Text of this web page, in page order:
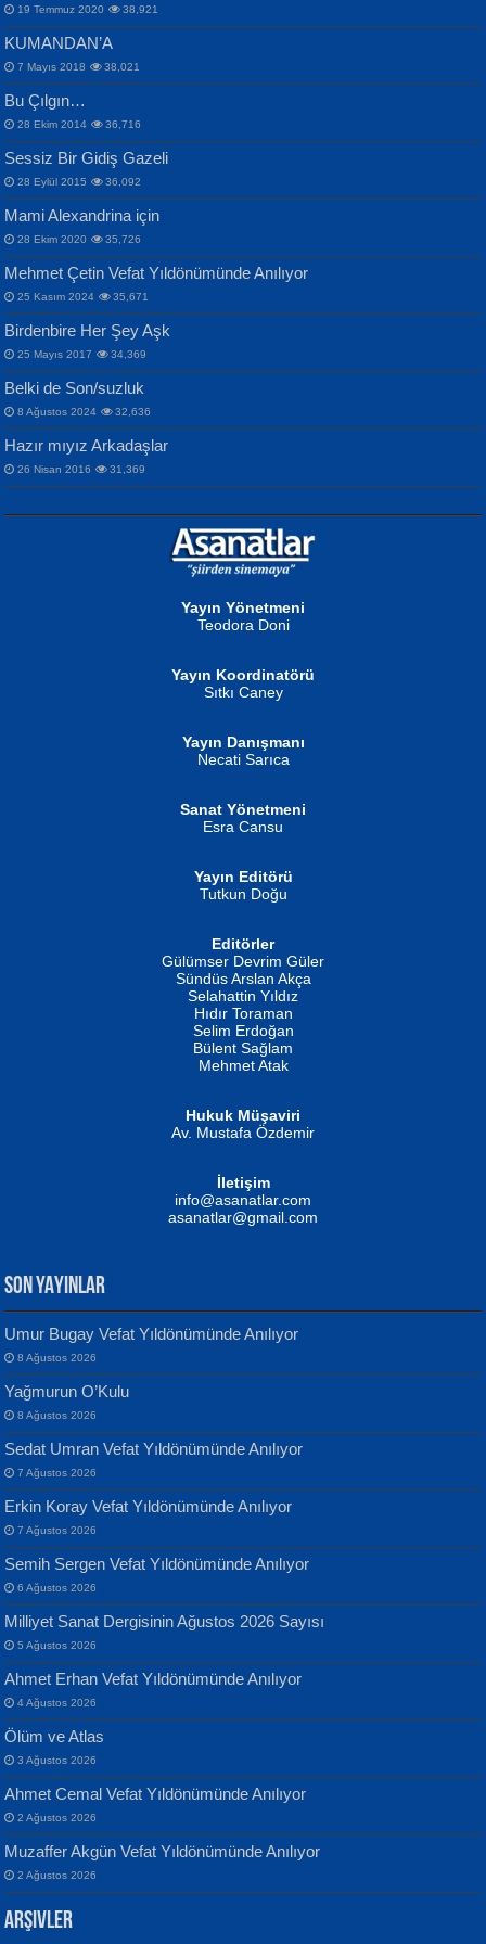
İPEK ACAR SERT
Gazze’nin Şecaati, Ümmetin İmtihanı...
MAHMUT GÜRBÜZ
İbrahim Olmak ve Bitirebilmek...
NURAN KÖSE BAYDAR
İSMAİL OKUTAN
Erkeklerin Kahrolması Ne Demektir
MUSTAFA KELOĞLU
Yarına İz Bırakmak...
ATİLLA ÖZEN
Sultan Olmadan Önce Eyüp...
EKREM KARABABA
Selahattin Yıldız
İdrakimle Üşürken...
Songül Özel
Mahzen...
Ben Deniz Değilim ki...
Evvel Zaman Tanrıçası...
Yılmaz Ekinci
Geceye Söylenen...
Banu Sancak
Defterimden İçeri...
İsmail Aydos
İnkisar...
ERDEM BAYAZIT
Sana, Bana, Vatanıma, Ülkemin
İnsanlarına Dair...
NAZIM HİKMET RAN
Bir Cezaevinde, Tecritteki Adamın
Mektupları...
19 Temmuz 2020 38,921
KUMANDAN’A
7 Mayıs 2018 38,021
Bu Çılgın…
28 Ekim 2014 36,716
Sessiz Bir Gidiş Gazeli
28 Eylül 2015 36,092
Mami Alexandrina için
28 Ekim 2020 35,726
Mehmet Çetin Vefat Yıldönümünde Anılıyor
25 Kasım 2024 35,671
Birdenbire Her Şey Aşk
25 Mayıs 2017 34,369
Belki de Son/suzluk
8 Ağustos 2024 32,636
Hazır mıyız Arkadaşlar
26 Nisan 2016 31,369
Yayın Yönetmeni
Teodora Doni
Yayın Koordinatörü
Sıtkı Caney
Yayın Danışmanı
Necati Sarıca
Sanat Yönetmeni
Esra Cansu
Yayın Editörü
Tutkun Doğu
Editörler
Gülümser Devrim Güler
Sündüs Arslan Akça
Selahattin Yıldız
Hıdır Toraman
Selim Erdoğan
Bülent Sağlam
Mehmet Atak
Hukuk Müşaviri
Av. Mustafa Özdemir
İletişim
info@asanatlar.com
asanatlar@gmail.com
SON YAYINLAR
Umur Bugay Vefat Yıldönümünde Anılıyor
8 Ağustos 2026
Yağmurun O’Kulu
8 Ağustos 2026
Sedat Umran Vefat Yıldönümünde Anılıyor
7 Ağustos 2026
Erkin Koray Vefat Yıldönümünde Anılıyor
7 Ağustos 2026
Semih Sergen Vefat Yıldönümünde Anılıyor
6 Ağustos 2026
Milliyet Sanat Dergisinin Ağustos 2026 Sayısı
5 Ağustos 2026
Ahmet Erhan Vefat Yıldönümünde Anılıyor
4 Ağustos 2026
Ölüm ve Atlas
3 Ağustos 2026
Ahmet Cemal Vefat Yıldönümünde Anılıyor
2 Ağustos 2026
Muzaffer Akgün Vefat Yıldönümünde Anılıyor
2 Ağustos 2026
Arşivler